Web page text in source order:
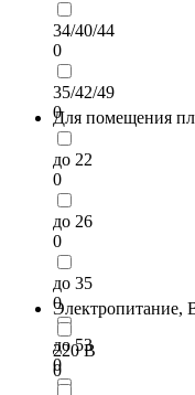
34/40/44
0
35/42/49
0
Для помещения
до 22
0
до 26
0
до 35
0
до 53
0
Электропитание,
220 В
0